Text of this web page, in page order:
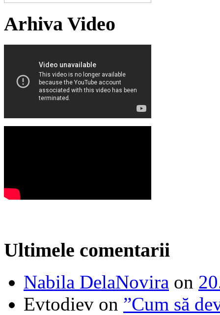
Arhiva Video
Ultimele comentarii
Nabila DelaNovira on
Evtodiev on ”Cum să